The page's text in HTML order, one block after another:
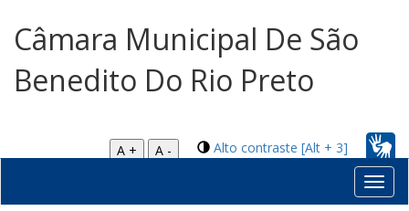
Câmara Municipal De São
Benedito Do Rio Preto
Alto contraste [Alt + 3]
A +
A -